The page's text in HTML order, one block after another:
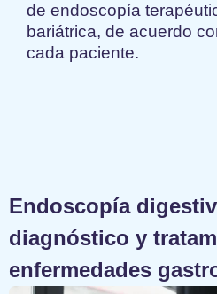
de endoscopía
bariátrica, de acuerdo
cada paciente.
Endoscopía
diagnóstico y
enfermedades